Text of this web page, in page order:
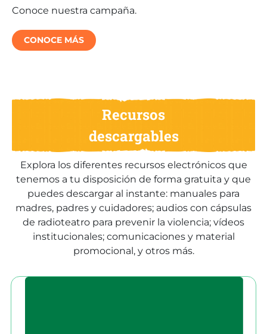
Conoce nuestra campaña.
CONOCE MÁS
Recursos
descargables
Explora los diferentes recursos electrónicos que
tenemos a tu disposición de forma gratuita y que
puedes descargar al instante: manuales para
madres, padres y cuidadores; audios con cápsulas
de radioteatro para prevenir la violencia; vídeos
institucionales; comunicaciones y material
promocional, y otros más.